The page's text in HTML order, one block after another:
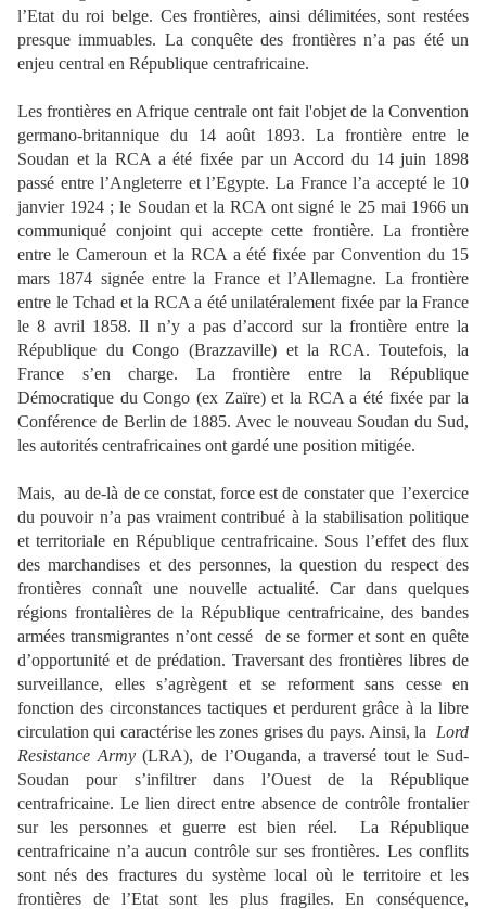
l’Etat du roi belge. Ces frontières, ainsi délimitées, sont restées
presque immuables. La conquête des frontières n’a pas été un
enjeu central en République centrafricaine.
Les frontières en Afrique centrale ont fait l'objet de la Convention
germano-britannique du 14 août 1893. La frontière entre le
Soudan et la RCA a été fixée par un Accord du 14 juin 1898
passé entre l’Angleterre et l’Egypte. La France l’a accepté le 10
janvier 1924 ; le Soudan et la RCA ont signé le 25 mai 1966 un
communiqué conjoint qui accepte cette frontière. La frontière
entre le Cameroun et la RCA a été fixée par Convention du 15
mars 1874 signée entre la France et l’Allemagne. La frontière
entre le Tchad et la RCA a été unilatéralement fixée par la France
le 8 avril 1858. Il n’y a pas d’accord sur la frontière entre la
République du Congo (Brazzaville) et la RCA. Toutefois, la
France s’en charge. La frontière entre la République
Démocratique du Congo (ex Zaïre) et la RCA a été fixée par la
Conférence de Berlin de 1885. Avec le nouveau Soudan du Sud,
les autorités centrafricaines ont gardé une position mitigée.
Mais, au de-là de ce constat, force est de constater que l’exercice
du pouvoir n’a pas vraiment contribué à la stabilisation politique
et territoriale en République centrafricaine. Sous l’effet des flux
des marchandises et des personnes, la question du respect des
frontières connaît une nouvelle actualité. Car dans quelques
régions frontalières de la République centrafricaine, des bandes
armées transmigrantes n’ont cessé de se former et sont en quête
d’opportunité et de prédation. Traversant des frontières libres de
surveillance, elles s’agrègent et se reforment sans cesse en
fonction des circonstances tactiques et perdurent grâce à la libre
circulation qui caractérise les zones grises du pays. Ainsi, la Lord
Resistance Army(LRA), de l’Ouganda, a traversé tout le Sud-
Soudan pour s’infiltrer dans l’Ouest de la République
centrafricaine. Le lien direct entre absence de contrôle frontalier
sur les personnes et guerre est bien réel. La République
centrafricaine n’a aucun contrôle sur ses frontières. Les conflits
sont nés des fractures du système local où le territoire et les
frontières de l’Etat sont les plus fragiles. En conséquence,